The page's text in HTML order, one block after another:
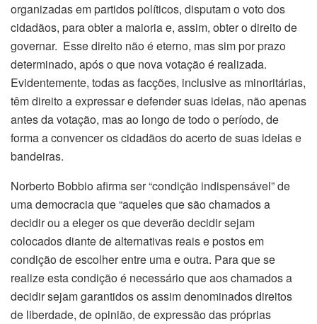
organizadas em partidos políticos, disputam o voto dos
cidadãos, para obter a maioria e, assim, obter o direito de
governar. Esse direito não é eterno, mas sim por prazo
determinado, após o que nova votação é realizada.
Evidentemente, todas as facções, inclusive as minoritárias,
têm direito a expressar e defender suas ideias, não apenas
antes da votação, mas ao longo de todo o período, de
forma a convencer os cidadãos do acerto de suas ideias e
bandeiras.
Norberto Bobbio afirma ser “condição indispensável” de
uma democracia que “aqueles que são chamados a
decidir ou a eleger os que deverão decidir sejam
colocados diante de alternativas reais e postos em
condição de escolher entre uma e outra. Para que se
realize esta condição é necessário que aos chamados a
decidir sejam garantidos os assim denominados direitos
de liberdade, de opinião, de expressão das próprias